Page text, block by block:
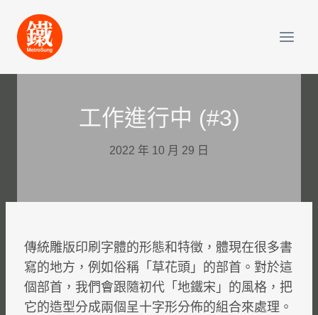
content
工作進行中 (#3)
2022 年 10 月 29 日
傳統雕版印刷字體的形態和特徵，體現在很多書
寫的地方，例如俗稱「草花頭」的部首。對於這
個部首，我們會跟隨初代「地鐵宋」的風格，把
它的造型分成兩個呈十字形分佈的組合來處理。